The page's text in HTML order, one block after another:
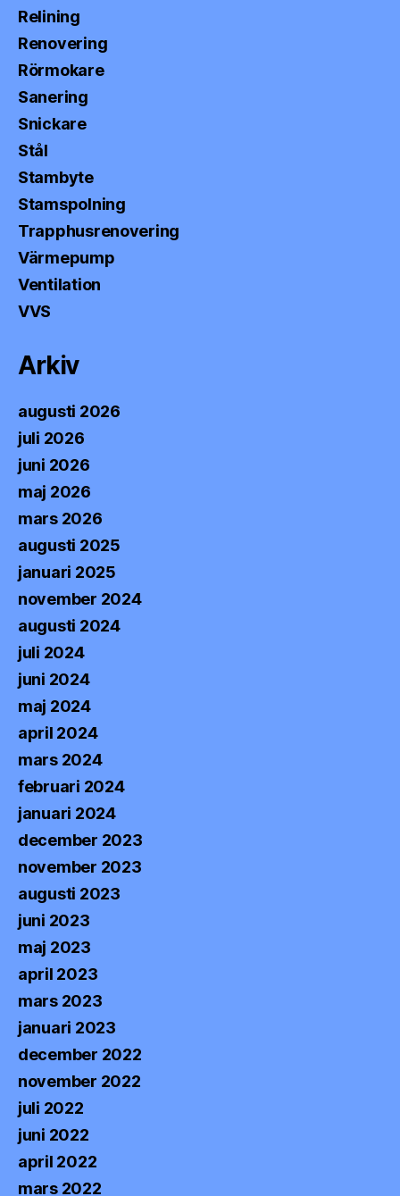
Relining
Renovering
Rörmokare
Sanering
Snickare
Stål
Stambyte
Stamspolning
Trapphusrenovering
Värmepump
Ventilation
VVS
Arkiv
augusti 2026
juli 2026
juni 2026
maj 2026
mars 2026
augusti 2025
januari 2025
november 2024
augusti 2024
juli 2024
juni 2024
maj 2024
april 2024
mars 2024
februari 2024
januari 2024
december 2023
november 2023
augusti 2023
juni 2023
maj 2023
april 2023
mars 2023
januari 2023
december 2022
november 2022
juli 2022
juni 2022
april 2022
mars 2022